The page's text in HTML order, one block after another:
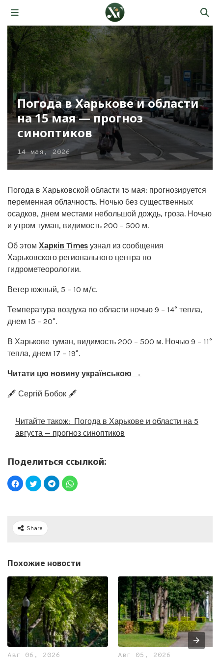
Погода в Харькове и области
на 15 мая — прогноз
синоптиков
14 мая, 2026
Погода в Харьковской области 15 мая: прогнозируется
переменная облачность. Ночью без существенных
осадков, днем местами небольшой дождь, гроза. Ночью
и утром туман, видимость 200 – 500 м.
Об этом Харків Times узнал из сообщения
Харьковского регионального центра по
гидрометеорологии.
Ветер южный, 5 – 10 м/с.
Температура воздуха по области ночью 9 – 14° тепла,
днем 15 – 20°.
В Харькове туман, видимость 200 – 500 м. Ночью 9 – 11°
тепла, днем 17 – 19°.
Читати цю новину українською →
🖋️ Сергій Бобок 🖋️
Читайте також: Погода в Харькове и области на 5
августа — прогноз синоптиков
Поделиться ссылкой:
Share
Похожие новости
Авг 06, 2026 Авг 05, 2026